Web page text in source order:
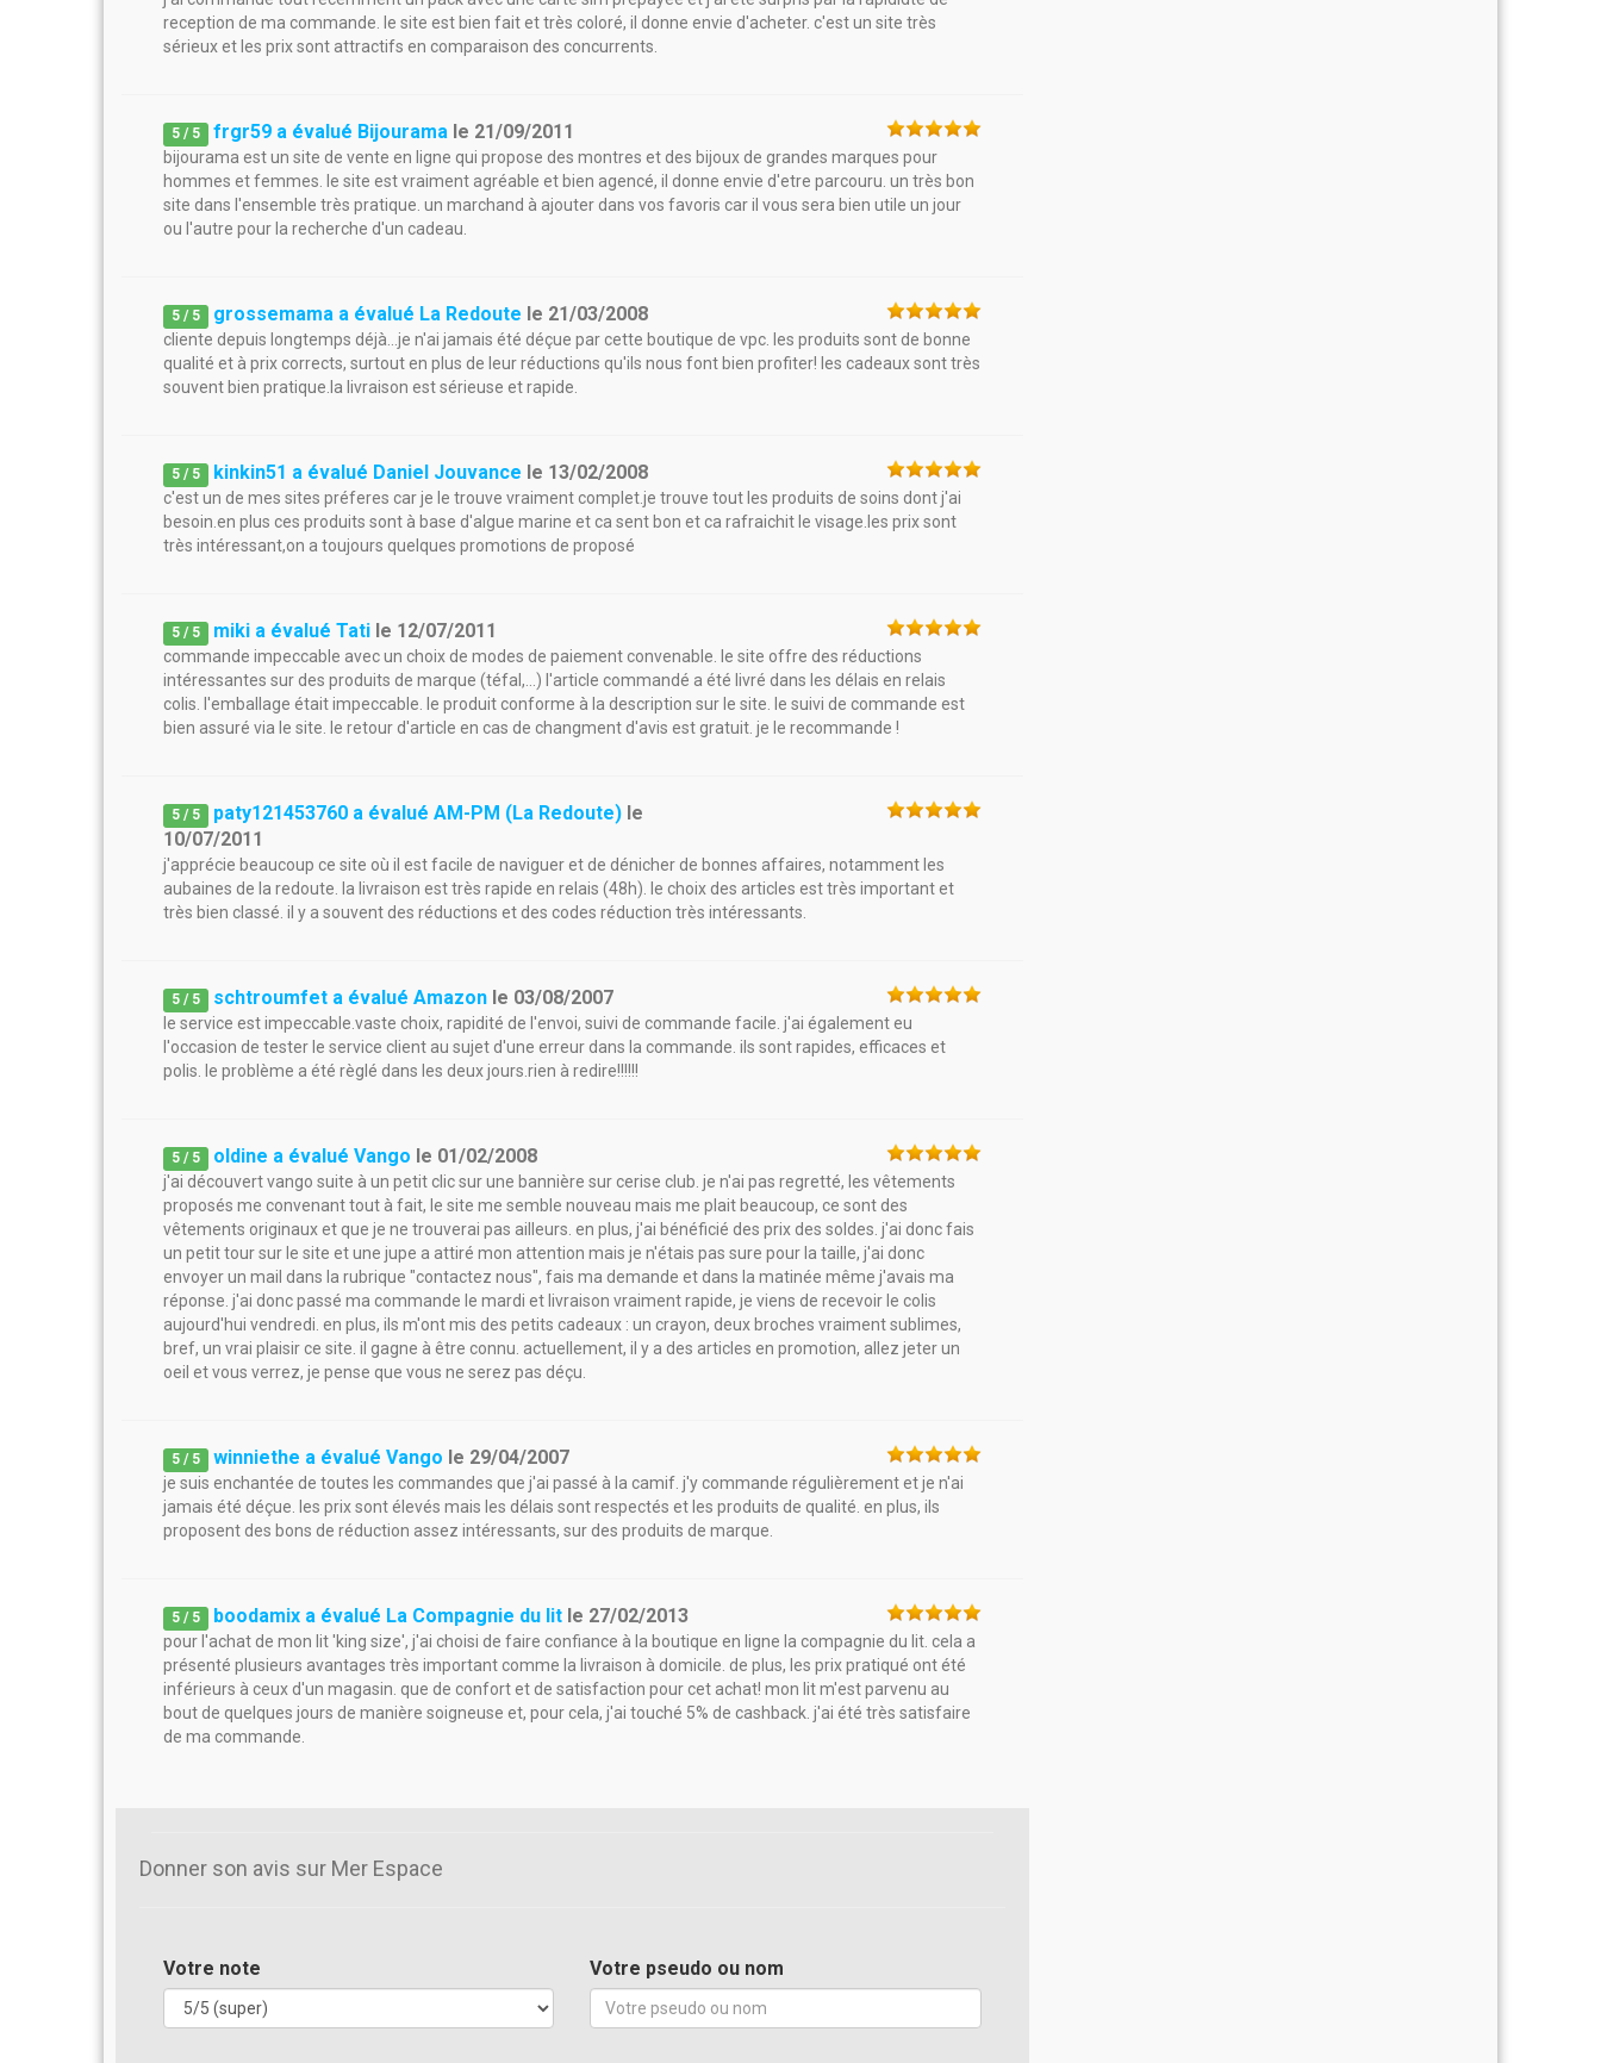
reception de ma commande. le site est bien fait et très coloré, il donne envie d'acheter. c'est un site très
sérieux et les prix sont attractifs en comparaison des concurrents.
5 / 5 frgr59 a évalué Bijourama le 21/09/2011
bijourama est un site de vente en ligne qui propose des montres et des bijoux de grandes marques pour
hommes et femmes. le site est vraiment agréable et bien agencé, il donne envie d'etre parcouru. un très bon
site dans l'ensemble très pratique. un marchand à ajouter dans vos favoris car il vous sera bien utile un jour
ou l'autre pour la recherche d'un cadeau.
5 / 5 grossemama a évalué La Redoute le 21/03/2008
cliente depuis longtemps déjà...je n'ai jamais été déçue par cette boutique de vpc. les produits sont de bonne
qualité et à prix corrects, surtout en plus de leur réductions qu'ils nous font bien profiter! les cadeaux sont très
souvent bien pratique.la livraison est sérieuse et rapide.
5 / 5 kinkin51 a évalué Daniel Jouvance le 13/02/2008
c'est un de mes sites préferes car je le trouve vraiment complet.je trouve tout les produits de soins dont j'ai
besoin.en plus ces produits sont à base d'algue marine et ca sent bon et ca rafraichit le visage.les prix sont
très intéressant,on a toujours quelques promotions de proposé
5 / 5 miki a évalué Tati le 12/07/2011
commande impeccable avec un choix de modes de paiement convenable. le site offre des réductions
intéressantes sur des produits de marque (téfal,...) l'article commandé a été livré dans les délais en relais
colis. l'emballage était impeccable. le produit conforme à la description sur le site. le suivi de commande est
bien assuré via le site. le retour d'article en cas de changment d'avis est gratuit. je le recommande !
5 / 5 paty121453760 a évalué AM-PM (La Redoute) le
10/07/2011
j'apprécie beaucoup ce site où il est facile de naviguer et de dénicher de bonnes affaires, notamment les
aubaines de la redoute. la livraison est très rapide en relais (48h). le choix des articles est très important et
très bien classé. il y a souvent des réductions et des codes réduction très intéressants.
5 / 5 schtroumfet a évalué Amazon le 03/08/2007
le service est impeccable.vaste choix, rapidité de l'envoi, suivi de commande facile. j'ai également eu
l'occasion de tester le service client au sujet d'une erreur dans la commande. ils sont rapides, efficaces et
polis. le problème a été règlé dans les deux jours.rien à redire!!!!!!
5 / 5 oldine a évalué Vango le 01/02/2008
j'ai découvert vango suite à un petit clic sur une bannière sur cerise club. je n'ai pas regretté, les vêtements
proposés me convenant tout à fait, le site me semble nouveau mais me plait beaucoup, ce sont des
vêtements originaux et que je ne trouverai pas ailleurs. en plus, j'ai bénéficié des prix des soldes. j'ai donc fais
un petit tour sur le site et une jupe a attiré mon attention mais je n'étais pas sure pour la taille, j'ai donc
envoyer un mail dans la rubrique "contactez nous", fais ma demande et dans la matinée même j'avais ma
réponse. j'ai donc passé ma commande le mardi et livraison vraiment rapide, je viens de recevoir le colis
aujourd'hui vendredi. en plus, ils m'ont mis des petits cadeaux : un crayon, deux broches vraiment sublimes,
bref, un vrai plaisir ce site. il gagne à être connu. actuellement, il y a des articles en promotion, allez jeter un
oeil et vous verrez, je pense que vous ne serez pas déçu.
5 / 5 winniethe a évalué Vango le 29/04/2007
je suis enchantée de toutes les commandes que j'ai passé à la camif. j'y commande régulièrement et je n'ai
jamais été déçue. les prix sont élevés mais les délais sont respectés et les produits de qualité. en plus, ils
proposent des bons de réduction assez intéressants, sur des produits de marque.
5 / 5 boodamix a évalué La Compagnie du lit le 27/02/2013
pour l'achat de mon lit 'king size', j'ai choisi de faire confiance à la boutique en ligne la compagnie du lit. cela a
présenté plusieurs avantages très important comme la livraison à domicile. de plus, les prix pratiqué ont été
inférieurs à ceux d'un magasin. que de confort et de satisfaction pour cet achat! mon lit m'est parvenu au
bout de quelques jours de manière soigneuse et, pour cela, j'ai touché 5% de cashback. j'ai été très satisfaire
de ma commande.
Donner son avis sur Mer Espace
Votre note Votre pseudo ou nom